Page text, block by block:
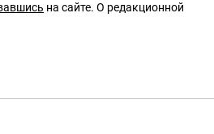
на сайте. О редакционной